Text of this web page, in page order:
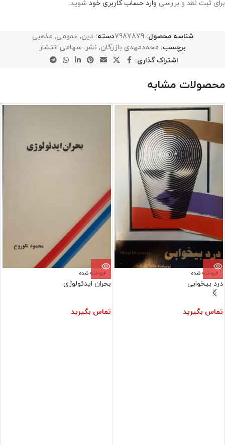
برای ثبت نقد و بررسی وارد حساب کاربری خود شوید.
شناسه محصول:7987879دسته: دین, عمومی, مذهبی
برچسب: محمدمهدی بازرگان, نشر: سهامی انتشار
اشتراک گذاری:
محصولات مشابه
فروخته شده
درد بیخوابی
تماس بگیرید
فروخته شده
بحران ایدئولوژی
تماس بگیرید